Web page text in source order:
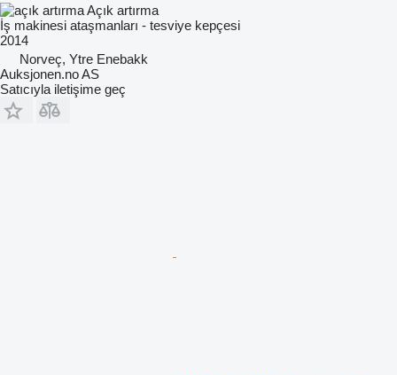
Açık artırma
İş makinesi ataşmanları - tesviye kepçesi
2014
Norveç, Ytre Enebakk
Auksjonen.no AS
Satıcıyla iletişime geç